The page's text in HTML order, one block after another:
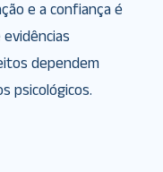
e a confiança é
evidências
dependem
psicológicos.